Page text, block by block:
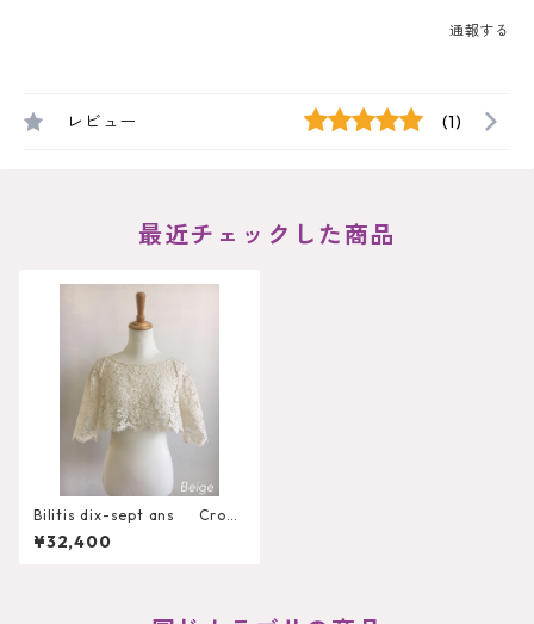
通報する
レビュー (1)
最近チェックした商品
Bilitis dix-sept ans Cropp
ed Tops
¥32,400